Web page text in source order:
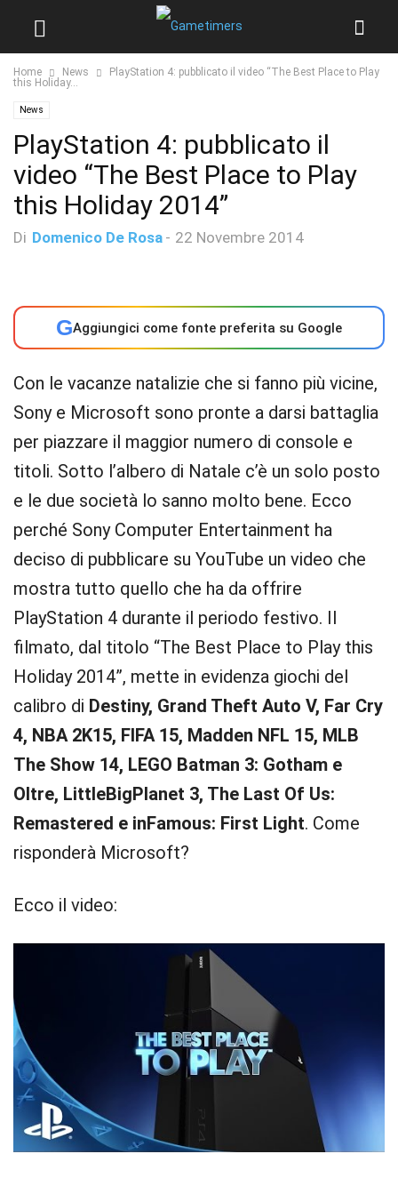
Home News
PlayStation 4: pubblicato il video “The Best Place to Play
this Holiday...
News
PlayStation 4: pubblicato il
video “The Best Place to Play
this Holiday 2014”
Di Domenico De Rosa - 22 Novembre 2014
GAggiungici come fonte preferita su Google
Con le vacanze natalizie che si fanno più vicine,
Sony e Microsoft sono pronte a darsi battaglia
per piazzare il maggior numero di console e
titoli. Sotto l’albero di Natale c’è un solo posto
e le due società lo sanno molto bene. Ecco
perché Sony Computer Entertainment ha
deciso di pubblicare su YouTube un video che
mostra tutto quello che ha da offrire
PlayStation 4 durante il periodo festivo. Il
filmato, dal titolo “The Best Place to Play this
Holiday 2014”, mette in evidenza giochi del
calibro di Destiny, Grand Theft Auto V, Far Cry
4, NBA 2K15, FIFA 15, Madden NFL 15, MLB
The Show 14, LEGO Batman 3: Gotham e
Oltre, LittleBigPlanet 3, The Last Of Us:
Remastered e inFamous: First Light. Come
risponderà Microsoft?
Ecco il video: